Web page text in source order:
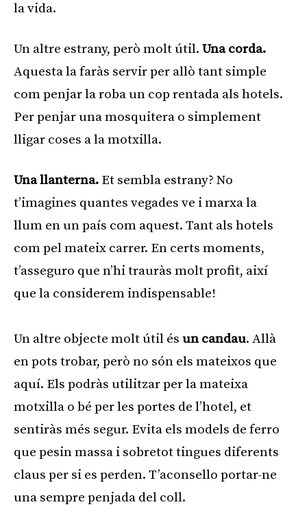
la vida.
Un altre estrany, però molt útil. Una corda.
Aquesta la faràs servir per allò tant simple
com penjar la roba un cop rentada als hotels.
Per penjar una mosquitera o simplement
lligar coses a la motxilla.
Una llanterna. Et sembla estrany? No
t’imagines quantes vegades ve i marxa la
llum en un país com aquest. Tant als hotels
com pel mateix carrer. En certs moments,
t’asseguro que n’hi trauràs molt profit, així
que la considerem indispensable!
Un altre objecte molt útil és un candau. Allà
en pots trobar, però no són els mateixos que
aquí. Els podràs utilitzar per la mateixa
motxilla o bé per les portes de l’hotel, et
sentiràs més segur. Evita els models de ferro
que pesin massa i sobretot tingues diferents
claus per si es perden. T’aconsello portar-ne
una sempre penjada del coll.